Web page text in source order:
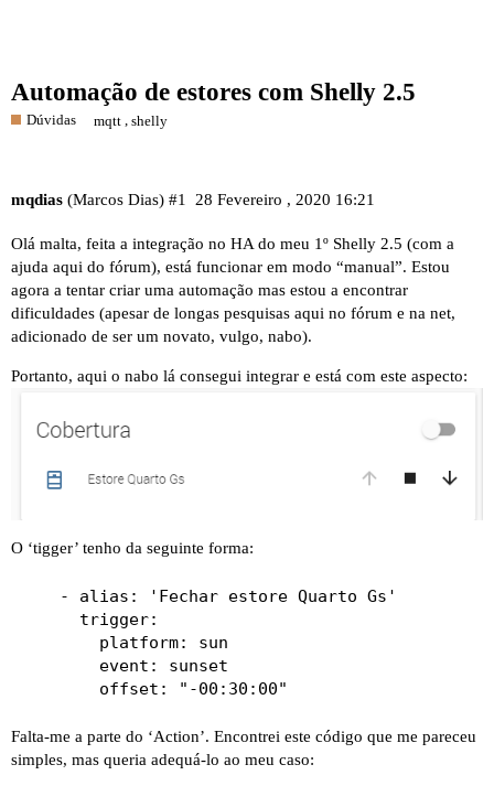
Automação de estores com Shelly 2.5
Dúvidas mqtt ,shelly
mqdias (Marcos Dias) 28 Fevereiro , 2020 16:21
#1
Olá malta, feita a integração no HA do meu 1º Shelly 2.5 (com a
ajuda aqui do fórum), está funcionar em modo “manual”. Estou
agora a tentar criar uma automação mas estou a encontrar
dificuldades (apesar de longas pesquisas aqui no fórum e na net,
adicionado de ser um novato, vulgo, nabo).
Portanto, aqui o nabo lá consegui integrar e está com este aspecto:
O ‘tigger’ tenho da seguinte forma:
    - alias: 'Fechar estore Quarto Gs'
      trigger:
        platform: sun
        event: sunset
Falta-me a parte do ‘Action’. Encontrei este código que me pareceu
simples, mas queria adequá-lo ao meu caso: